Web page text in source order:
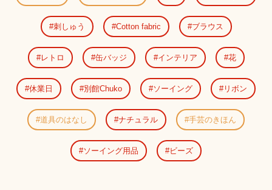
刺しゅう Cotton fabric ブラウス
レトロ 缶バッジ インテリア 花
休業日 別館Chuko ソーイング リボン
道具のはなし ナチュラル 手芸のきほん
ソーイング用品 ビーズ